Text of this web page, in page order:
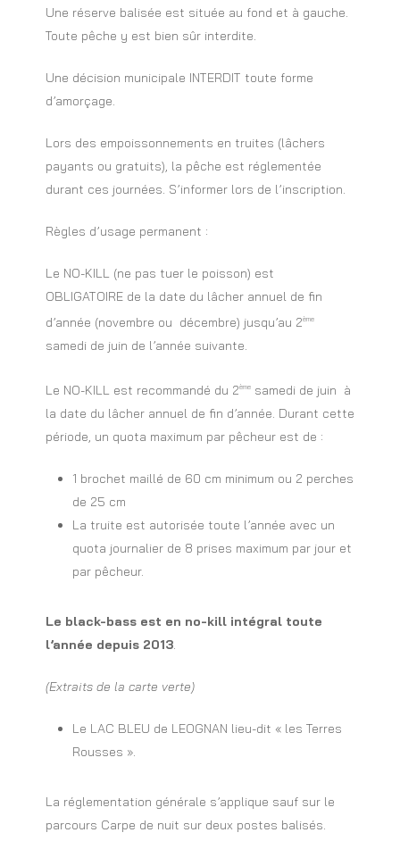
Une réserve balisée est située au fond et à gauche.
Toute pêche y est bien sûr interdite.
Une décision municipale INTERDIT toute forme
d’amorçage.
Lors des empoissonnements en truites (lâchers
payants ou gratuits), la pêche est réglementée
durant ces journées. S’informer lors de l’inscription.
Règles d’usage permanent :
Le NO-KILL (ne pas tuer le poisson) est
OBLIGATOIRE de la date du lâcher annuel de fin
d’année (novembre ou décembre) jusqu’au 2ème
samedi de juin de l’année suivante.
Le NO-KILL est recommandé du 2èmesamedi de juin à
la date du lâcher annuel de fin d’année. Durant cette
période, un quota maximum par pêcheur est de :
1 brochet maillé de 60 cm minimum ou 2 perches
de 25 cm
La truite est autorisée toute l’année avec un
quota journalier de 8 prises maximum par jour et
par pêcheur.
Le black-bass est en no-kill intégral toute
l’année depuis 2013.
(Extraits de la carte verte)
Le LAC BLEU de LEOGNAN lieu-dit « les Terres
Rousses ».
La réglementation générale s’applique sauf sur le
parcours Carpe de nuit sur deux postes balisés.